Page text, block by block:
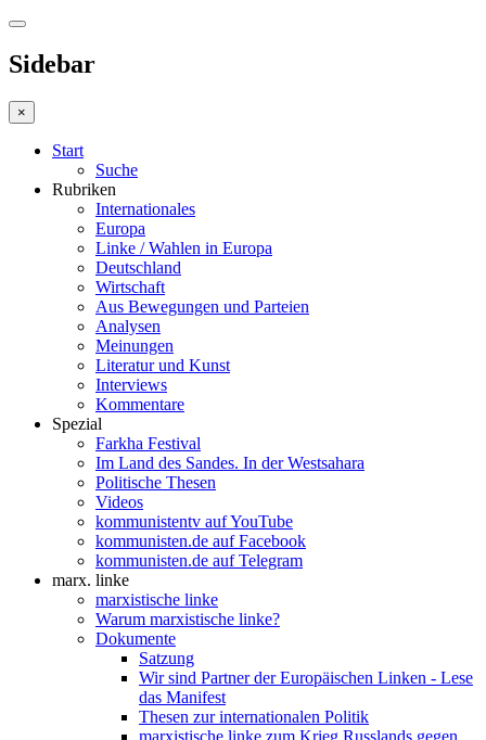
Sidebar
×
Start
Suche
Rubriken
Internationales
Europa
Linke / Wahlen in Europa
Deutschland
Wirtschaft
Aus Bewegungen und Parteien
Analysen
Meinungen
Literatur und Kunst
Interviews
Kommentare
Spezial
Farkha Festival
Im Land des Sandes. In der Westsahara
Politische Thesen
Videos
kommunistentv auf YouTube
kommunisten.de auf Facebook
kommunisten.de auf Telegram
marx. linke
marxistische linke
Warum marxistische linke?
Dokumente
Satzung
Wir sind Partner der Europäischen Linken - Lese
das Manifest
Thesen zur internationalen Politik
marxistische linke zum Krieg Russlands gegen